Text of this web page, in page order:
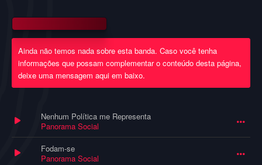
Ainda não temos nada sobre esta banda. Caso você tenha
informações que possam complementar o conteúdo desta página,
deixe uma mensagem aqui em baixo.
Nenhum Política me Representa
Panorama Social
Fodam-se
Panorama Social